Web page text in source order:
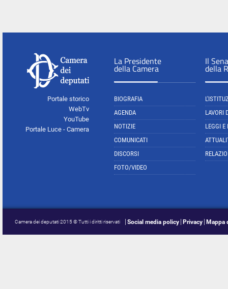
Portale storico
WebTv
YouTube
Portale Luce - Camera
La Presidente
della Camera
BIOGRAFIA
AGENDA
NOTIZIE
COMUNICATI
DISCORSI
FOTO/VIDEO
Il
della
LAVORI
LEGGI E
Camera dei deputati 2015 © Tutti i diritti riservati Social media policy Privacy Mappa